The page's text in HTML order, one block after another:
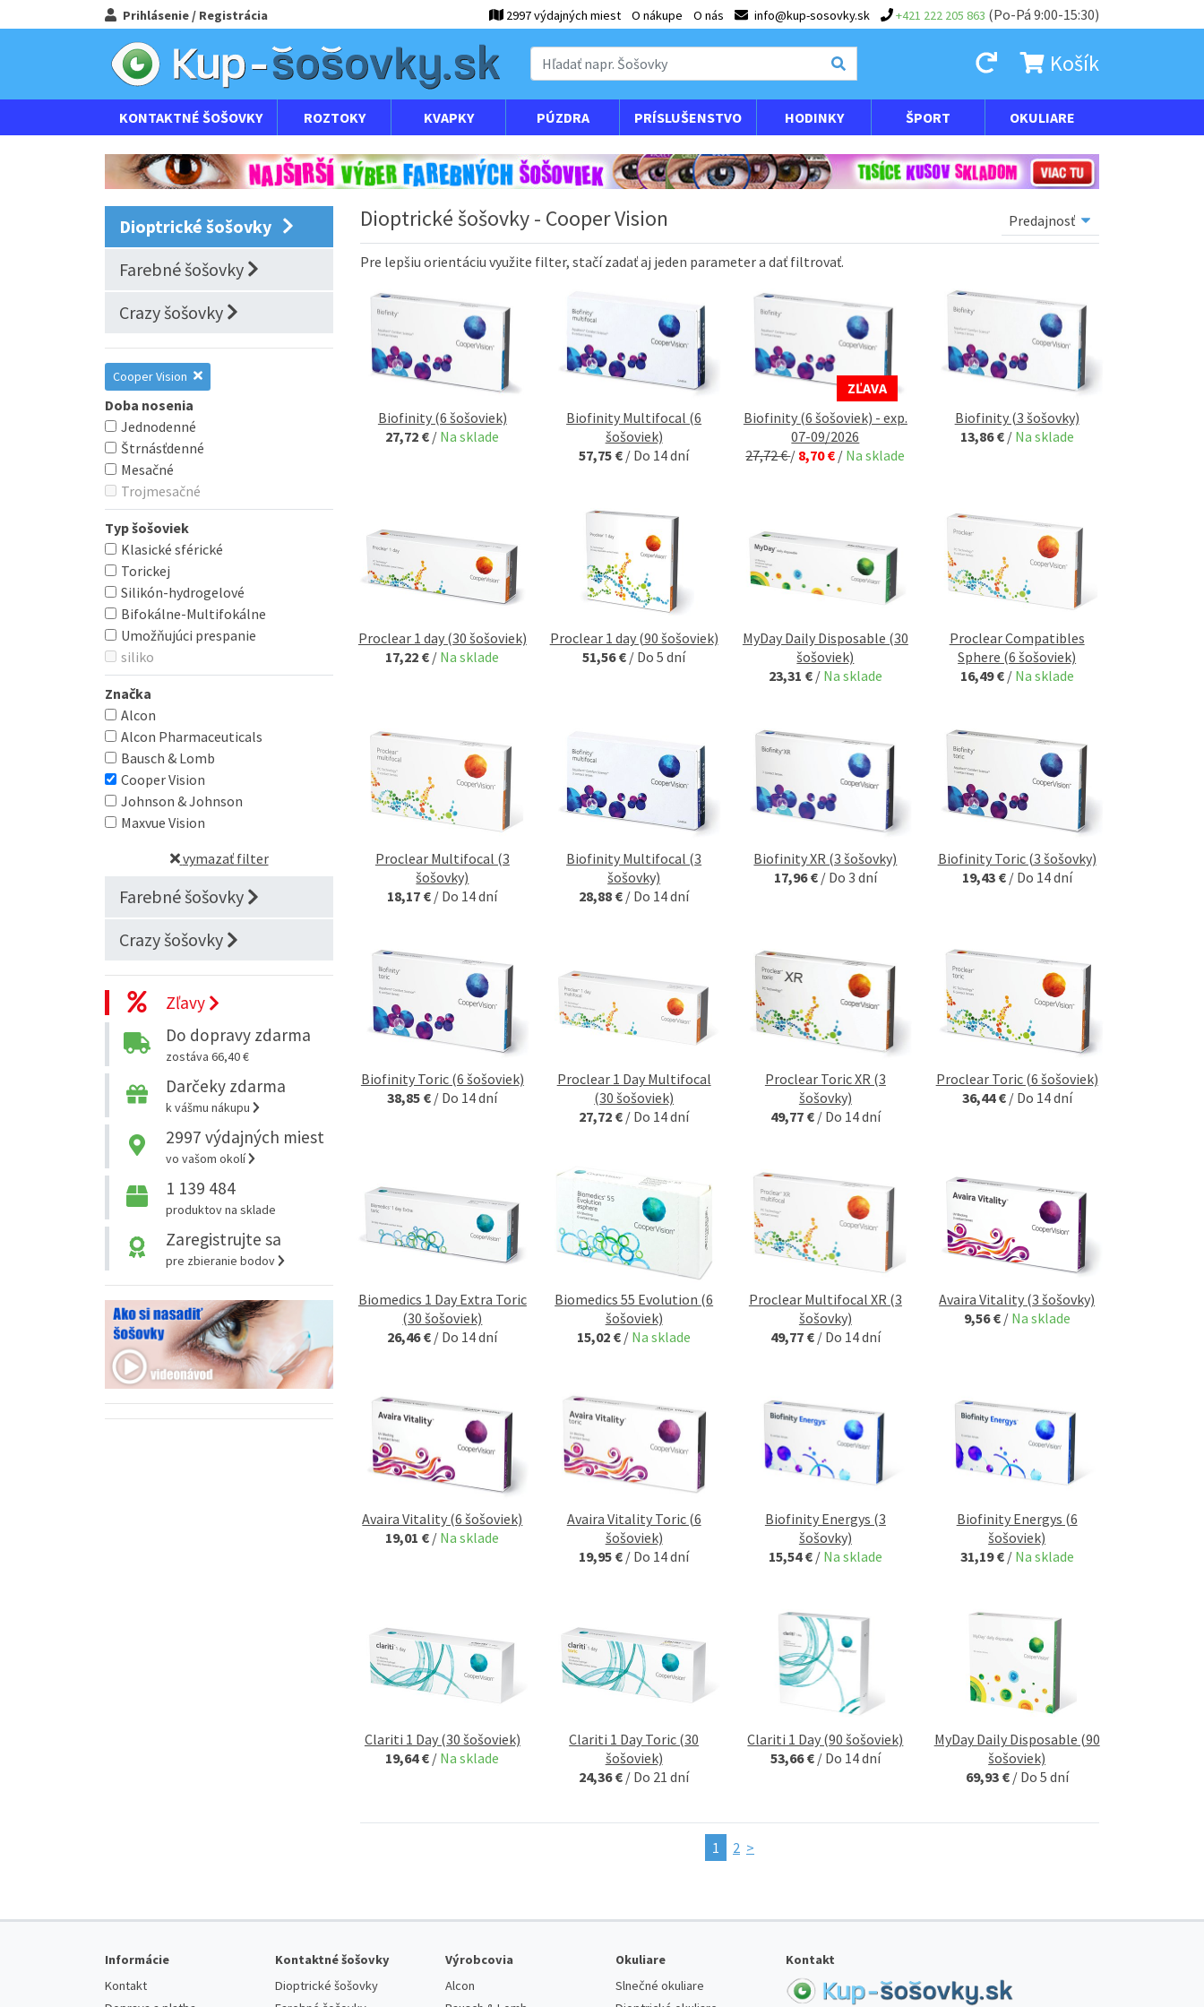
Prihlásenie / Registrácia 2997 výdajných miest O nákupe O nás info@kup-sosovky.sk +421 222 205 863 (Po-Pá 9:00-15:30)
Košík
KONTAKTNÉ ŠOŠOVKY ROZTOKY KVAPKY PÚZDRA PRÍSLUŠENSTVO HODINKY ŠPORT OKULIARE
Dioptrické šošovky
Farebné šošovky
Crazy šošovky
Cooper Vision
Doba nosenia
Jednodenné
Štrnásťdenné
Mesačné
Trojmesačné
Typ šošoviek
Klasické sférické
Torickej
Silikón-hydrogelové
Bifokálne-Multifokálne
Umožňujúci prespanie
siliko
Značka
Alcon
Alcon Pharmaceuticals
Bausch & Lomb
Cooper Vision
Johnson & Johnson
Maxvue Vision
vymazať filter
Farebné šošovky
Crazy šošovky
Zľavy
Do dopravy zdarma
zostáva 66,40 €
Darčeky zdarma
k vášmu nákupu
2997 výdajných miest
vo vašom okolí
1 139 484
produktov na sklade
Zaregistrujte sa
pre zbieranie bodov
Dioptrické šošovky - Cooper Vision
Pre lepšiu orientáciu využite filter, stačí zadaťaj jeden parametera dať filtrovať.
Biofinity (6 šošoviek)
27,72 € / Na sklade
Biofinity Multifocal (6
šošoviek)
57,75 € / Do 14 dní
ZĽAVA
Biofinity (6 šošoviek) - exp.
07-09/2026
27,72 €/ 8,70 € / Na sklade
Biofinity (3 šošovky)
13,86 € / Na sklade
Proclear 1 day (30 šošoviek)
17,22 € / Na sklade
Proclear 1 day (90 šošoviek)
51,56 € / Do 5 dní
MyDay Daily Disposable (30
šošoviek)
23,31 € / Na sklade
Proclear Compatibles
Sphere (6 šošoviek)
16,49 € / Na sklade
Proclear Multifocal (3
šošovky)
18,17 € / Do 14 dní
Biofinity Multifocal (3
šošovky)
28,88 € / Do 14 dní
Biofinity XR (3 šošovky)
17,96 € / Do 3 dní
Biofinity Toric (3 šošovky)
19,43 € / Do 14 dní
Biofinity Toric (6 šošoviek)
38,85 € / Do 14 dní
Proclear 1 Day Multifocal
(30 šošoviek)
27,72 € / Do 14 dní
Proclear Toric XR (3
šošovky)
49,77 € / Do 14 dní
Proclear Toric (6 šošoviek)
36,44 € / Do 14 dní
Biomedics 1 Day Extra Toric
(30 šošoviek)
26,46 € / Do 14 dní
Biomedics 55 Evolution (6
šošoviek)
15,02 € / Na sklade
Proclear Multifocal XR (3
šošovky)
49,77 € / Do 14 dní
Avaira Vitality (3 šošovky)
9,56 € / Na sklade
Avaira Vitality (6 šošoviek)
19,01 € / Na sklade
Avaira Vitality Toric (6
šošoviek)
19,95 € / Do 14 dní
Biofinity Energys (3
šošovky)
15,54 € / Na sklade
Biofinity Energys (6
šošoviek)
31,19 € / Na sklade
Clariti 1 Day (30 šošoviek)
19,64 € / Na sklade
Clariti 1 Day Toric (30
šošoviek)
24,36 € / Do 21 dní
Clariti 1 Day (90 šošoviek)
53,66 € / Do 14 dní
MyDay Daily Disposable (90
šošoviek)
69,93 € / Do 5 dní
1 2 >
Informácie
Kontakt
Kontaktné šošovky
Dioptrické šošovky
Výrobcovia
Alcon
Okuliare
Slnečné okuliare
Kontakt